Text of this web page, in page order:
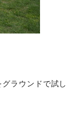
ラウンドで試し